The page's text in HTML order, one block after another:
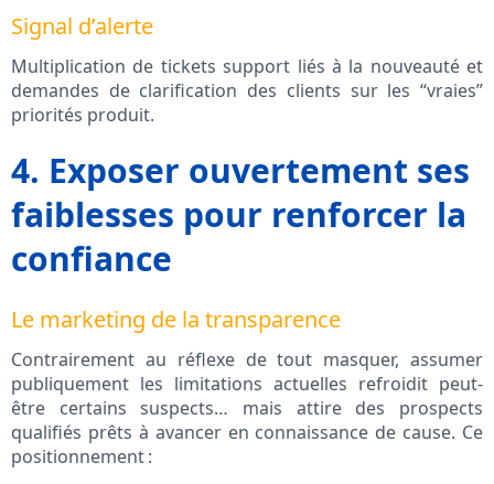
Signal d’alerte
Multiplication de tickets support liés à la nouveauté et
demandes de clarification des clients sur les “vraies”
priorités produit.
4. Exposer ouvertement ses
faiblesses pour renforcer la
confiance
Le marketing de la transparence
Contrairement au réflexe de tout masquer, assumer
publiquement les limitations actuelles refroidit peut-
être certains suspects… mais attire des prospects
qualifiés prêts à avancer en connaissance de cause. Ce
positionnement :